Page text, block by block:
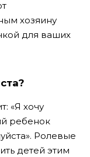
хозяину
для ваших
«Я хочу
ребенок
Ролевые
детей этим